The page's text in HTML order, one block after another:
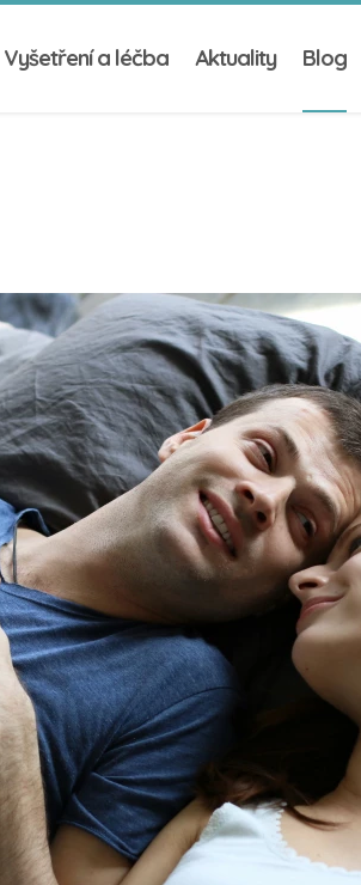
Vyšetření a léčba Aktuality Blog